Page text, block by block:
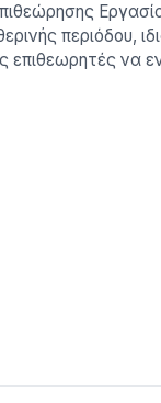
περιόδου,
επιθεωρητές να